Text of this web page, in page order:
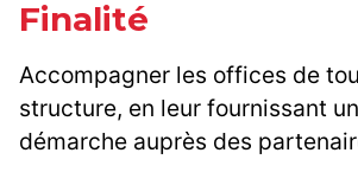
Finalité
Accompagner les offices de
structure, en leur fournissant
démarche auprès des